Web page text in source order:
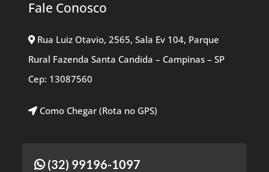
Fale Conosco
Rua Luiz Otavio, 2565, Sala Ev 104, Parque
Rural Fazenda Santa Candida – Campinas – SP
Cep: 13087560
Como Chegar (Rota no GPS)
(32) 99196-1097